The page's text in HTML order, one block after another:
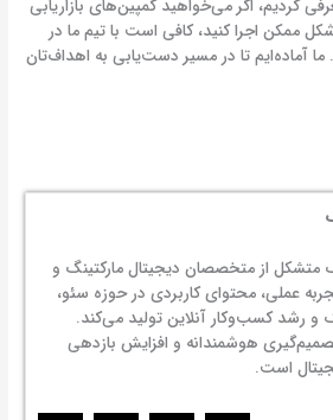
کردیم، اگر می‌خواهید کمپین‌های بازاریابی
ممکن اجرا کنید، کافی است با تیم ما در
آماده‌ایم تا در مسیر دست‌یابی به اهداف‌تان
متشکل از متخصصان دیجیتال مارکتینگ و
عملی، محتوای کاربردی در حوزه سئو،
و رشد کسب‌وکار آنلاین تولید می‌کند.
هوشمندانه و افزایش بازدهی
است.